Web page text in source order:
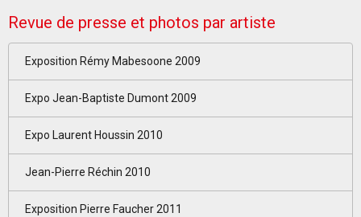
Revue de presse et photos par artiste
Exposition Rémy Mabesoone 2009
Expo Jean-Baptiste Dumont 2009
Expo Laurent Houssin 2010
Jean-Pierre Réchin 2010
Exposition Pierre Faucher 2011